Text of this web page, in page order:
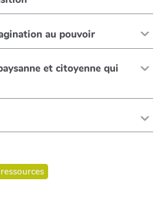
au pouvoir
et citoyenne qui